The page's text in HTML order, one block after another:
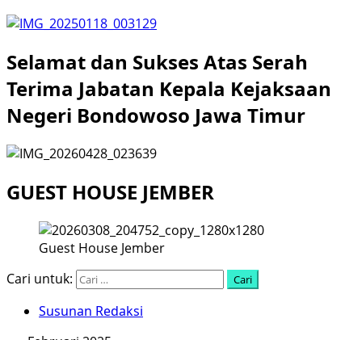
Selamat dan Sukses Atas Serah
Terima Jabatan Kepala Kejaksaan
Negeri Bondowoso Jawa Timur
GUEST HOUSE JEMBER
Guest House Jember
Cari untuk:
Susunan Redaksi